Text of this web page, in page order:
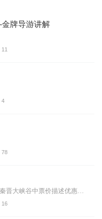
牌导游讲解
11
4
78
音频来源于链景旅行地址秦晋大峡谷中票价描述优惠价46元（大中小学生和65-69岁老人凭证）。1.2米以下童和70岁以上老人（凭证）免费。开放时间8:...
16